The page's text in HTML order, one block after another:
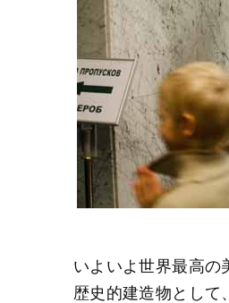
いよいよ世界最高の
歴史的建造物として